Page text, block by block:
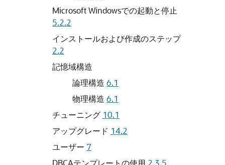
Microsoft Windowsでの起動と停止
5.2.2
インストールおよび作成のステップ
2.2
記憶域構造
論理構造 6.1
物理構造 6.1
チューニング 10.1
アップグレード 14.2
ユーザー 7
DBCAテンプレートの使用 2.3.5